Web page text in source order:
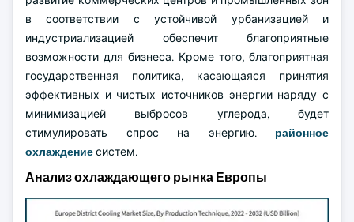
в соответствии с устойчивой урбанизацией и
индустриализацией обеспечит благоприятные
возможности для бизнеса. Кроме того, благоприятная
государственная политика, касающаяся принятия
эффективных и чистых источников энергии наряду с
минимизацией выбросов углерода, будет
стимулировать спрос на энергию. районное
охлаждениесистем.
Анализ охлаждающего рынка Европы